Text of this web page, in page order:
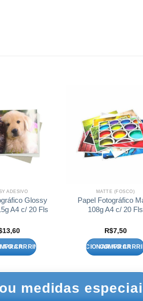
ADESIVO
Glossy
A4 c/ 20 Fls
13,60
AO CARRINHO
MATTE (FOSCO)
Papel Fotográfico
108g A4 c/ 20 Fls
R$7,50
ADICIONAR AO
medidas